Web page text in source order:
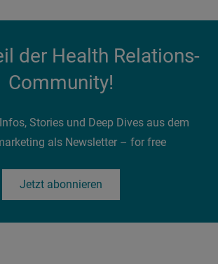
der Health Relations-
Community!
Stories und Deep Dives aus dem
als Newsletter – for free
Jetzt abonnieren